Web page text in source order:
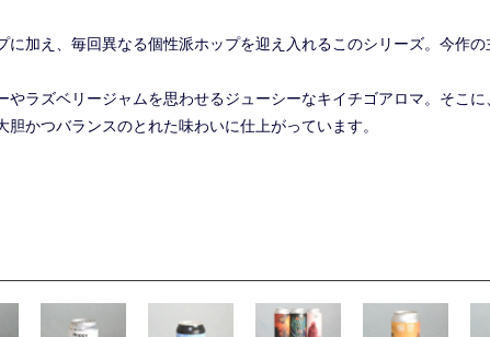
に加え、毎回異なる個性派ホップを迎え入れるこのシリーズ。今作
やラズベリージャムを思わせるジューシーなキイチゴアロマ。そこ
かつバランスのとれた味わいに仕上がっています。